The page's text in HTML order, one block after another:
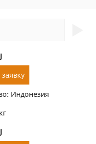
Индонезия